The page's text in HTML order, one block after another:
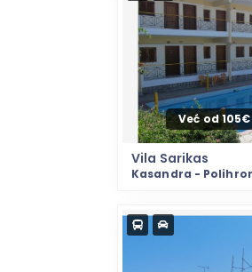
Već od 105€
Vila Sarikas
Kasandra -